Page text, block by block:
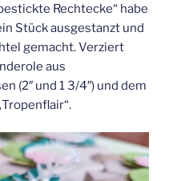
Rechtecke“ habe
Stück ausgestanzt und
gemacht. Verziert
aus
(2″ und 1 3/4″) und dem